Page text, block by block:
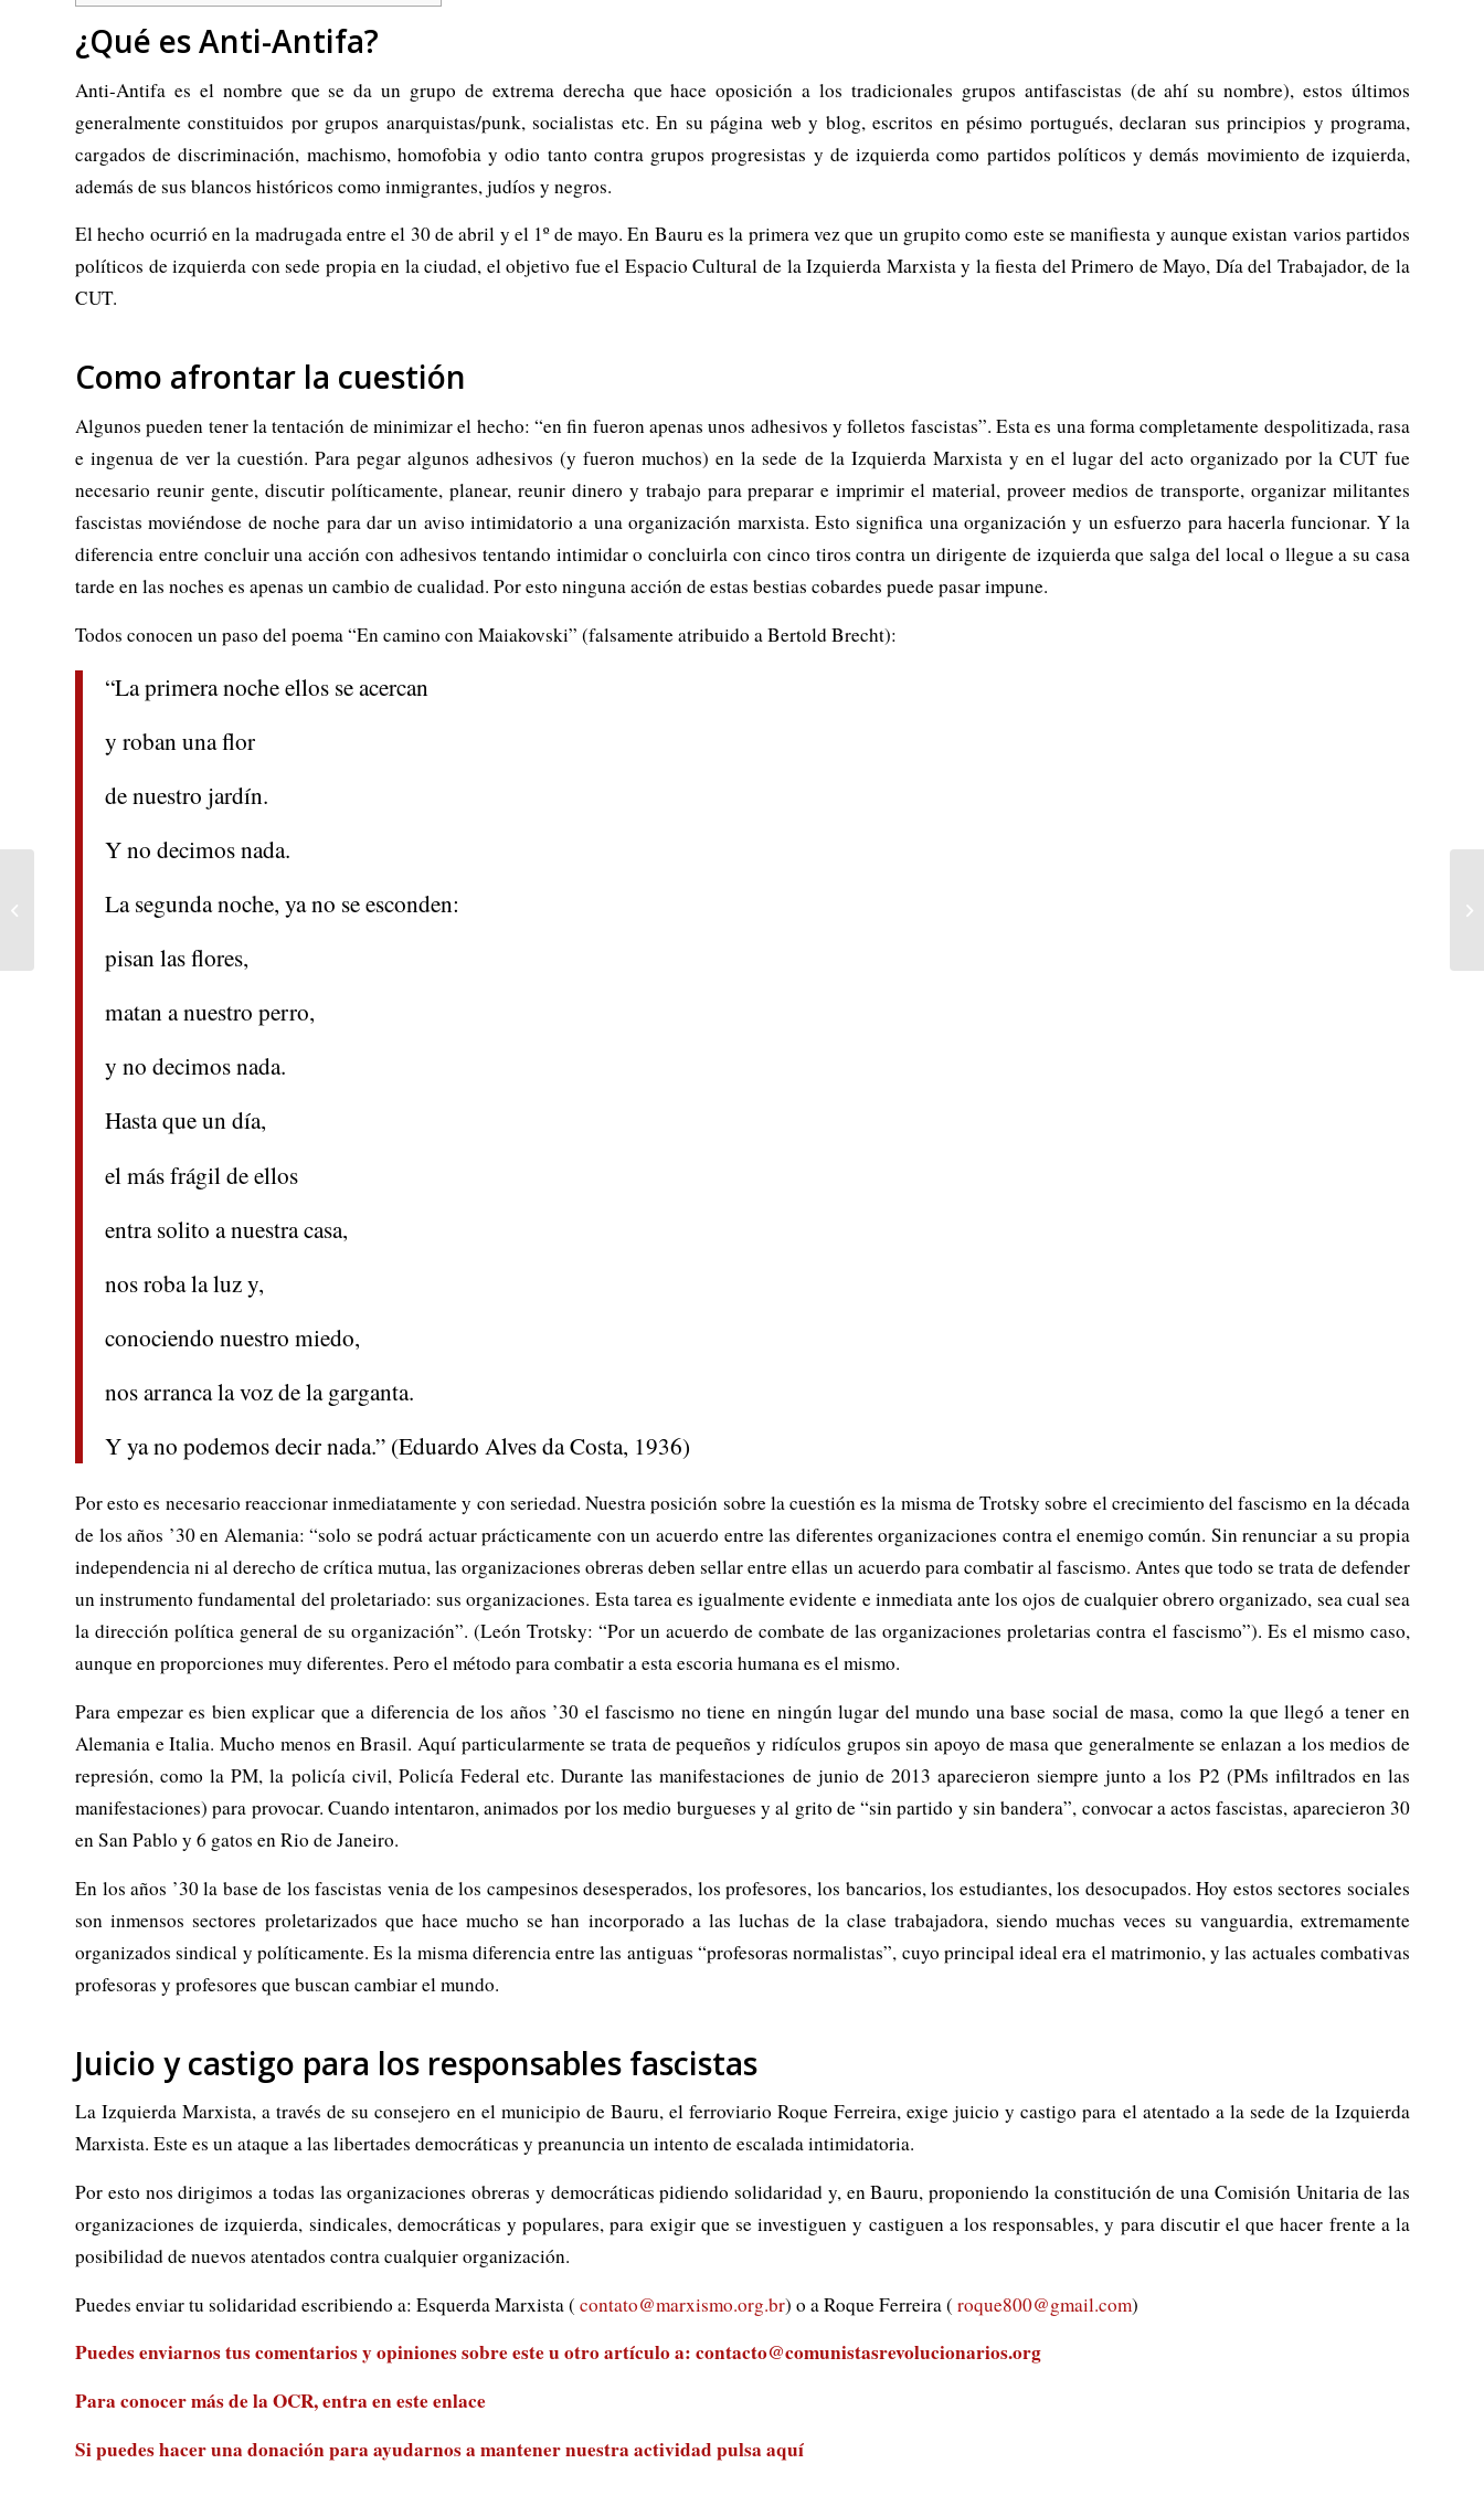
¿Qué es Anti-Antifa?
Anti-Antifa es el nombre que se da un grupo de extrema derecha que hace oposición a los tradicionales grupos antifascistas (de ahí su nombre), estos últimos
generalmente constituidos por grupos anarquistas/punk, socialistas etc. En su página web y blog, escritos en pésimo portugués, declaran sus principios y programa,
cargados de discriminación, machismo, homofobia y odio tanto contra grupos progresistas y de izquierda como partidos políticos y demás movimiento de izquierda,
además de sus blancos históricos como inmigrantes, judíos y negros.
El hecho ocurrió en la madrugada entre el 30 de abril y el 1º de mayo. En Bauru es la primera vez que un grupito como este se manifiesta y aunque existan varios partidos
políticos de izquierda con sede propia en la ciudad, el objetivo fue el Espacio Cultural de la Izquierda Marxista y la fiesta del Primero de Mayo, Día del Trabajador, de la
CUT.
Como afrontar la cuestión
Algunos pueden tener la tentación de minimizar el hecho: “en fin fueron apenas unos adhesivos y folletos fascistas”. Esta es una forma completamente despolitizada, rasa
e ingenua de ver la cuestión. Para pegar algunos adhesivos (y fueron muchos) en la sede de la Izquierda Marxista y en el lugar del acto organizado por la CUT fue
necesario reunir gente, discutir políticamente, planear, reunir dinero y trabajo para preparar e imprimir el material, proveer medios de transporte, organizar militantes
fascistas moviéndose de noche para dar un aviso intimidatorio a una organización marxista. Esto significa una organización y un esfuerzo para hacerla funcionar. Y la
diferencia entre concluir una acción con adhesivos tentando intimidar o concluirla con cinco tiros contra un dirigente de izquierda que salga del local o llegue a su casa
tarde en las noches es apenas un cambio de cualidad. Por esto ninguna acción de estas bestias cobardes puede pasar impune.
Todos conocen un paso del poema “En camino con Maiakovski” (falsamente atribuido a Bertold Brecht):
“La primera noche ellos se acercan
y roban una flor
de nuestro jardín.
Y no decimos nada.
La segunda noche, ya no se esconden:
pisan las flores,
matan a nuestro perro,
y no decimos nada.
Hasta que un día,
el más frágil de ellos
entra solito a nuestra casa,
nos roba la luz y,
conociendo nuestro miedo,
nos arranca la voz de la garganta.
Y ya no podemos decir nada.” (Eduardo Alves da Costa, 1936)
Por esto es necesario reaccionar inmediatamente y con seriedad. Nuestra posición sobre la cuestión es la misma de Trotsky sobre el crecimiento del fascismo en la década
de los años ’30 en Alemania: “solo se podrá actuar prácticamente con un acuerdo entre las diferentes organizaciones contra el enemigo común. Sin renunciar a su propia
independencia ni al derecho de crítica mutua, las organizaciones obreras deben sellar entre ellas un acuerdo para combatir al fascismo. Antes que todo se trata de defender
un instrumento fundamental del proletariado: sus organizaciones. Esta tarea es igualmente evidente e inmediata ante los ojos de cualquier obrero organizado, sea cual sea
la dirección política general de su organización”. (León Trotsky: “Por un acuerdo de combate de las organizaciones proletarias contra el fascismo”). Es el mismo caso,
aunque en proporciones muy diferentes. Pero el método para combatir a esta escoria humana es el mismo.
Para empezar es bien explicar que a diferencia de los años ’30 el fascismo no tiene en ningún lugar del mundo una base social de masa, como la que llegó a tener en
Alemania e Italia. Mucho menos en Brasil. Aquí particularmente se trata de pequeños y ridículos grupos sin apoyo de masa que generalmente se enlazan a los medios de
represión, como la PM, la policía civil, Policía Federal etc. Durante las manifestaciones de junio de 2013 aparecieron siempre junto a los P2 (PMs infiltrados en las
manifestaciones) para provocar. Cuando intentaron, animados por los medio burgueses y al grito de “sin partido y sin bandera”, convocar a actos fascistas, aparecieron 30
en San Pablo y 6 gatos en Rio de Janeiro.
En los años ’30 la base de los fascistas venia de los campesinos desesperados, los profesores, los bancarios, los estudiantes, los desocupados. Hoy estos sectores sociales
son inmensos sectores proletarizados que hace mucho se han incorporado a las luchas de la clase trabajadora, siendo muchas veces su vanguardia, extremamente
organizados sindical y políticamente. Es la misma diferencia entre las antiguas “profesoras normalistas”, cuyo principal ideal era el matrimonio, y las actuales combativas
profesoras y profesores que buscan cambiar el mundo.
Juicio y castigo para los responsables fascistas
La Izquierda Marxista, a través de su consejero en el municipio de Bauru, el ferroviario Roque Ferreira, exige juicio y castigo para el atentado a la sede de la Izquierda
Marxista. Este es un ataque a las libertades democráticas y preanuncia un intento de escalada intimidatoria.
Por esto nos dirigimos a todas las organizaciones obreras y democráticas pidiendo solidaridad y, en Bauru, proponiendo la constitución de una Comisión Unitaria de las
organizaciones de izquierda, sindicales, democráticas y populares, para exigir que se investiguen y castiguen a los responsables, y para discutir el que hacer frente a la
posibilidad de nuevos atentados contra cualquier organización.
Puedes enviar tu solidaridad escribiendo a: Esquerda Marxista ( contato@marxismo.org.br) o a Roque Ferreira ( roque800@gmail.com)
Puedes enviarnos tus comentarios y opiniones sobre este u otro artículo a: contacto@comunistasrevolucionarios.org
Para conocer más de la OCR, entra eneste enlace
Si puedes hacer una donación para ayudarnos a mantener nuestra actividad pulsa aquí
Afganistán: la revolución